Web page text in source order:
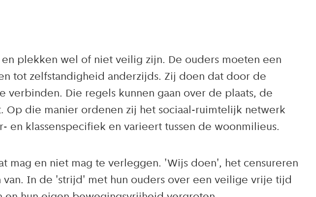
plekken wel of niet veilig zijn. De ouders moeten een
tot zelfstandigheid anderzijds. Zij doen dat door de
verbinden. Die regels kunnen gaan over de plaats, de
die manier ordenen zij het sociaal-ruimtelijk netwerk
klassenspecifiek en varieert tussen de woonmilieus.
mag en niet mag te verleggen. 'Wijs doen', het censureren
In de 'strijd' met hun ouders over een veilige vrije tijd